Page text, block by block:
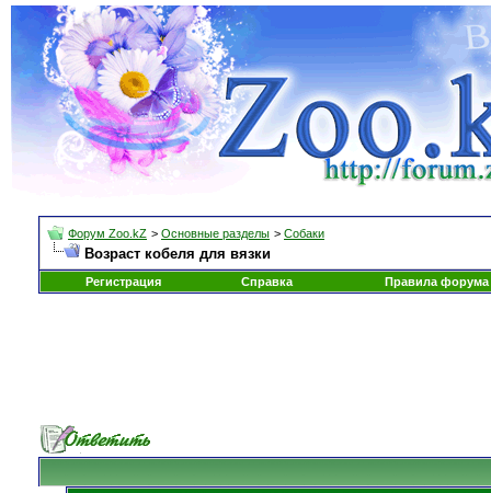
Форум Zoo.kZ > Основные разделы > Собаки
Возраст кобеля для вязки
Регистрация Справка Правила форума